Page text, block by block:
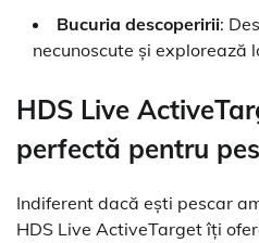
Bucuria descoperirii:
necunoscute și explorează
HDS Live
perfectă pentru
Indiferent dacă ești pescar
HDS Live ActiveTarget îți